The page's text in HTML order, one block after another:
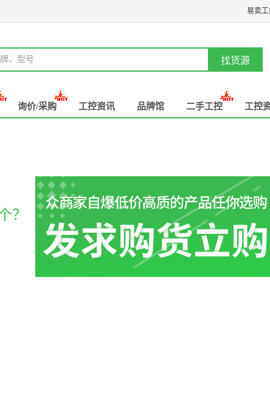
易卖
、型号 找货源
询价/采购 工控资讯 品牌馆 二手工控 工控
？